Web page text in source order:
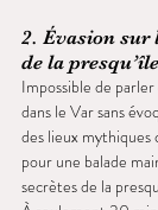
2. Évasion sur
de la
Impossible de
dans le Var sans
des lieux mythiques
pour une balade
secrètes de la